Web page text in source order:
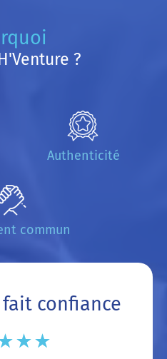
?
Authenticité
commun
confiance